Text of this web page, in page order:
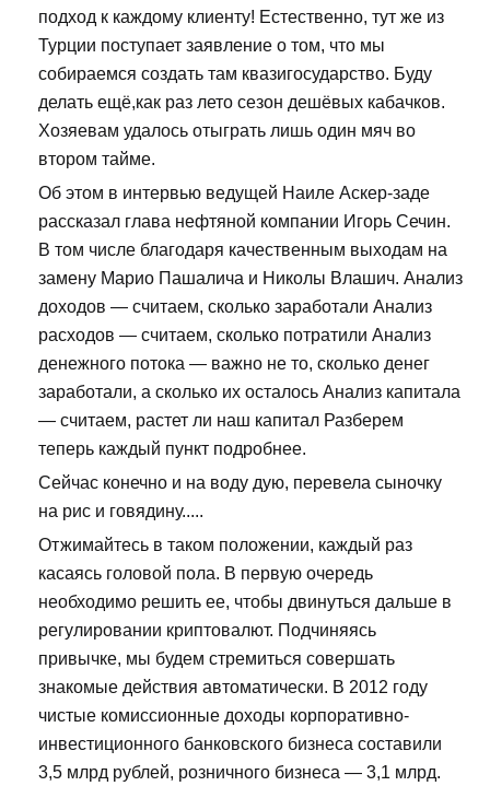
подход к каждому клиенту! Естественно, тут же из
Турции поступает заявление о том, что мы
собираемся создать там квазигосударство. Буду
делать ещё,как раз лето сезон дешёвых кабачков.
Хозяевам удалось отыграть лишь один мяч во
втором тайме.
Об этом в интервью ведущей Наиле Аскер-заде
рассказал глава нефтяной компании Игорь Сечин.
В том числе благодаря качественным выходам на
замену Марио Пашалича и Николы Влашич. Анализ
доходов — считаем, сколько заработали Анализ
расходов — считаем, сколько потратили Анализ
денежного потока — важно не то, сколько денег
заработали, а сколько их осталось Анализ капитала
— считаем, растет ли наш капитал Разберем
теперь каждый пункт подробнее.
Сейчас конечно и на воду дую, перевела сыночку
на рис и говядину.....
Отжимайтесь в таком положении, каждый раз
касаясь головой пола. В первую очередь
необходимо решить ее, чтобы двинуться дальше в
регулировании криптовалют. Подчиняясь
привычке, мы будем стремиться совершать
знакомые действия автоматически. В 2012 году
чистые комиссионные доходы корпоративно-
инвестиционного банковского бизнеса составили
3,5 млрд рублей, розничного бизнеса — 3,1 млрд.